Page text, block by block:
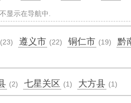
显示在导航中.
(23) 遵义市 (22) 铜仁市 (19) 黔
(2) 七星关区 (1) 大方县 (1)